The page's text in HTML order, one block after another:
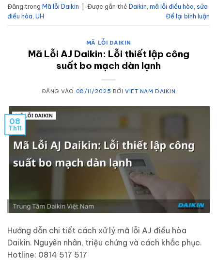
Đăng trong Mã lỗi Daikin Được gắn thẻ Daikin mã lỗi điều hòa sửa
điều hòa UH Để lại bình luận
MÃ LỖI DAIKIN
Mã Lỗi AJ Daikin: Lỗi thiết lập công
suất bo mạch dàn lạnh
ĐĂNG VÀO 08/11/2025 BỞIVIET NAM DAIKIN
08
Th11
Hướng dẫn chi tiết cách xử lý mã lỗi AJ điều hòa
Daikin. Nguyên nhân, triệu chứng và cách khắc phục.
Hotline: 0814 517 517